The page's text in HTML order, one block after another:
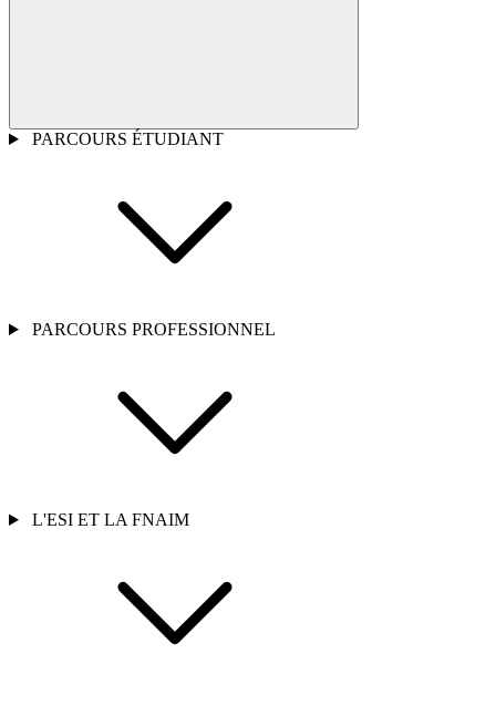
PARCOURS ÉTUDIANT
PARCOURS PROFESSIONNEL
L'ESI ET LA FNAIM